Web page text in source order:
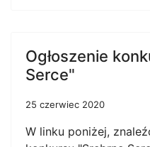
Ogłoszenie
Serce"
25 czerwiec 2020
W linku poniżej,